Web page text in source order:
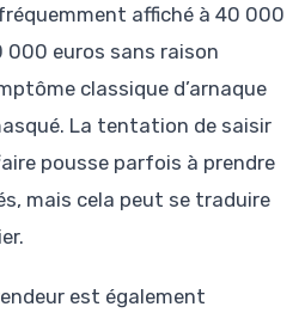
affiché à 40 000
000 euros sans raison
classique d’arnaque
La tentation de saisir
pousse parfois à prendre
mais cela peut se traduire
est également